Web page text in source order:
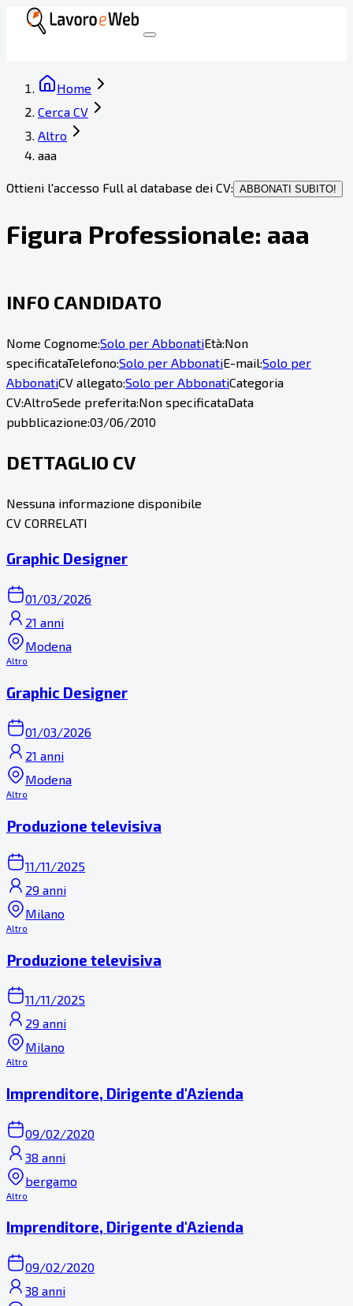
Home
Cerca CV
Altro
aaa
Ottieni l'accesso Full al database dei CV: ABBONATI SUBITO!
Figura Professionale: aaa
INFO CANDIDATO
Nome Cognome:Solo per AbbonatiEtà:Non
specificataTelefono:Solo per AbbonatiE-mail:Solo per
AbbonatiCV allegato:Solo per AbbonatiCategoria
CV:AltroSede preferita:Non specificataData
pubblicazione:03/06/2010
DETTAGLIO CV
Nessuna informazione disponibile
CV CORRELATI
Graphic Designer
01/03/2026
21 anni
Modena
Altro
Graphic Designer
01/03/2026
21 anni
Modena
Altro
Produzione televisiva
11/11/2025
29 anni
Milano
Altro
Produzione televisiva
11/11/2025
29 anni
Milano
Altro
Imprenditore, Dirigente d'Azienda
09/02/2020
38 anni
bergamo
Altro
Imprenditore, Dirigente d'Azienda
09/02/2020
38 anni